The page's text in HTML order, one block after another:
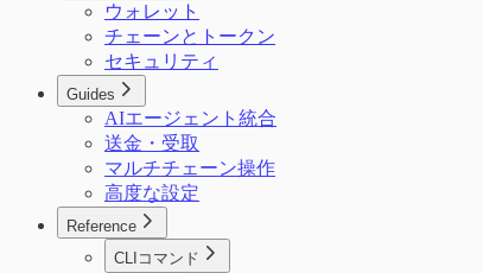
ウォレット
チェーンとトークン
セキュリティ
Guides
AIエージェント統合
送金・受取
マルチチェーン操作
高度な設定
Reference
CLIコマンド